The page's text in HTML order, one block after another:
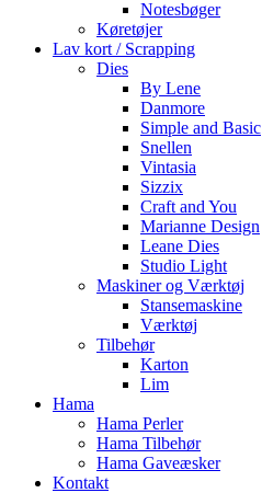
Notesbøger
Køretøjer
Lav kort / Scrapping
Dies
By Lene
Danmore
Simple and Basic
Snellen
Vintasia
Sizzix
Craft and You
Marianne Design
Leane Dies
Studio Light
Maskiner og Værktøj
Stansemaskine
Værktøj
Tilbehør
Karton
Lim
Hama
Hama Perler
Hama Tilbehør
Hama Gaveæsker
Kontakt